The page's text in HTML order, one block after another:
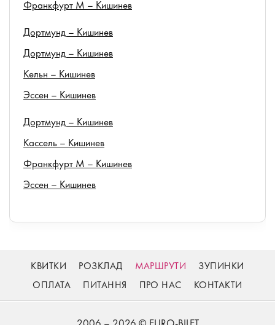
Франкфурт М – Кишинев
Дортмунд – Кишинев
Дортмунд – Кишинев
Кельн – Кишинев
Эссен – Кишинев
Дортмунд – Кишинев
Кассель – Кишинев
Франкфурт М – Кишинев
Эссен – Кишинев
КВИТКИ РОЗКЛАД МАРШРУТИ
ЗУПИНКИ
ОПЛАТА
ПИТАННЯ ПРО НАС КОНТАКТИ